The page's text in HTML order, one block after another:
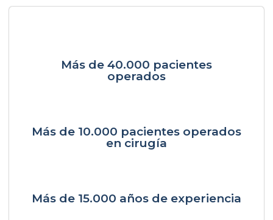
Más de 40.000 pacientes
operados
Más de 10.000 pacientes operados
en cirugía
Más de 15.000 años de experiencia